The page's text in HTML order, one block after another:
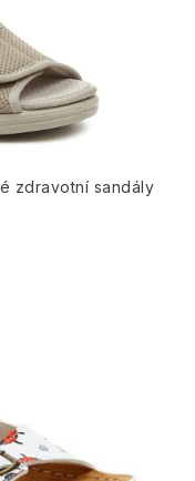
zdravotní sandály